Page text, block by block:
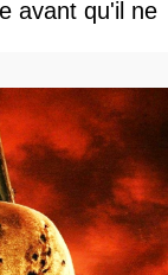
avant qu'il ne